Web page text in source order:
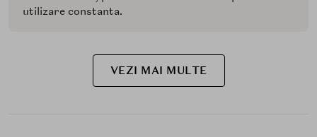
utilizare constanta.
VEZI MAI MULTE